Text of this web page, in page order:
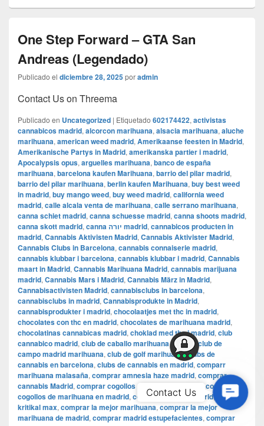
One Step Forward – GTA San
Andreas (Legendado)
Publicado el diciembre 28, 2025poradmin
Contact Us on Threema
Publicado en Uncategorized | Etiquetado 602174422, activistas
cannabicos madrid, alcorcon marihuana, alsacia marihuana, aluche
marihuana, american weed madrid, Amerikaanse feesten in Madrid,
Amerikanische Partys in Madrid, amerikanska partier i madrid,
Apocalypsis opus, arguelles marihuana, banco de españa
marihuana, barcelona kaufen Marihuana, barrio del pilar madrid,
barrio del pilar marihuana, berlin kaufen Marihuana, buy best weed
in madrid, buy mango weed, buy weed madrid, california weed
madrid, calle alcala venta de marihuana, calle serrano marihuana,
canna schiet madrid, canna schuesse madrid, canna shoots madrid,
canna skott madrid, canna יורה madrid, cannabicos producten in
madrid, Cannabis Aktivisten Madrid, Cannabis Aktivister Madrid,
Cannabis Clubs in Barcelona, cannabis connaiserie madrid,
cannabis klubbar i barcelona, cannabis klubbar i madrid, Cannabis
maart in Madrid, Cannabis Marihuana Madrid, cannabis marijuana
madrid, Cannabis Mars i Madrid, Cannabis März in Madrid,
Cannabisactivisten Madrid, cannabisclubs in barcelona,
cannabisclubs in madrid, Cannabisprodukte in Madrid,
cannabisprodukter i madrid, chocolaatjes met thc in madrid,
chocolates con thc en madrid, chocolates de marihuana madrid,
chocolatinas cannabicas madrid, choklad med thc i madrid, club
cannabico madrid, club de caballo marihuana madrid,club de
campo madrid marihuana, club de golf marihuana,clubs de
cannabis en barcelona, clubs de cannabis en madrid, comparr
marihuana malasaña, comprar amnesia haze madrid, comprar
cannabis Madrid, comprar cogollos de maria en madrid
comprar
cogollos de marihuana en madrid, comprar faso en madrid,
comprar
kritikal max, comprar la mejor marihuana, comprar la mejor
marihuana de madrid, comprar madrid estupefacientes, comprar
Us
Contact Us